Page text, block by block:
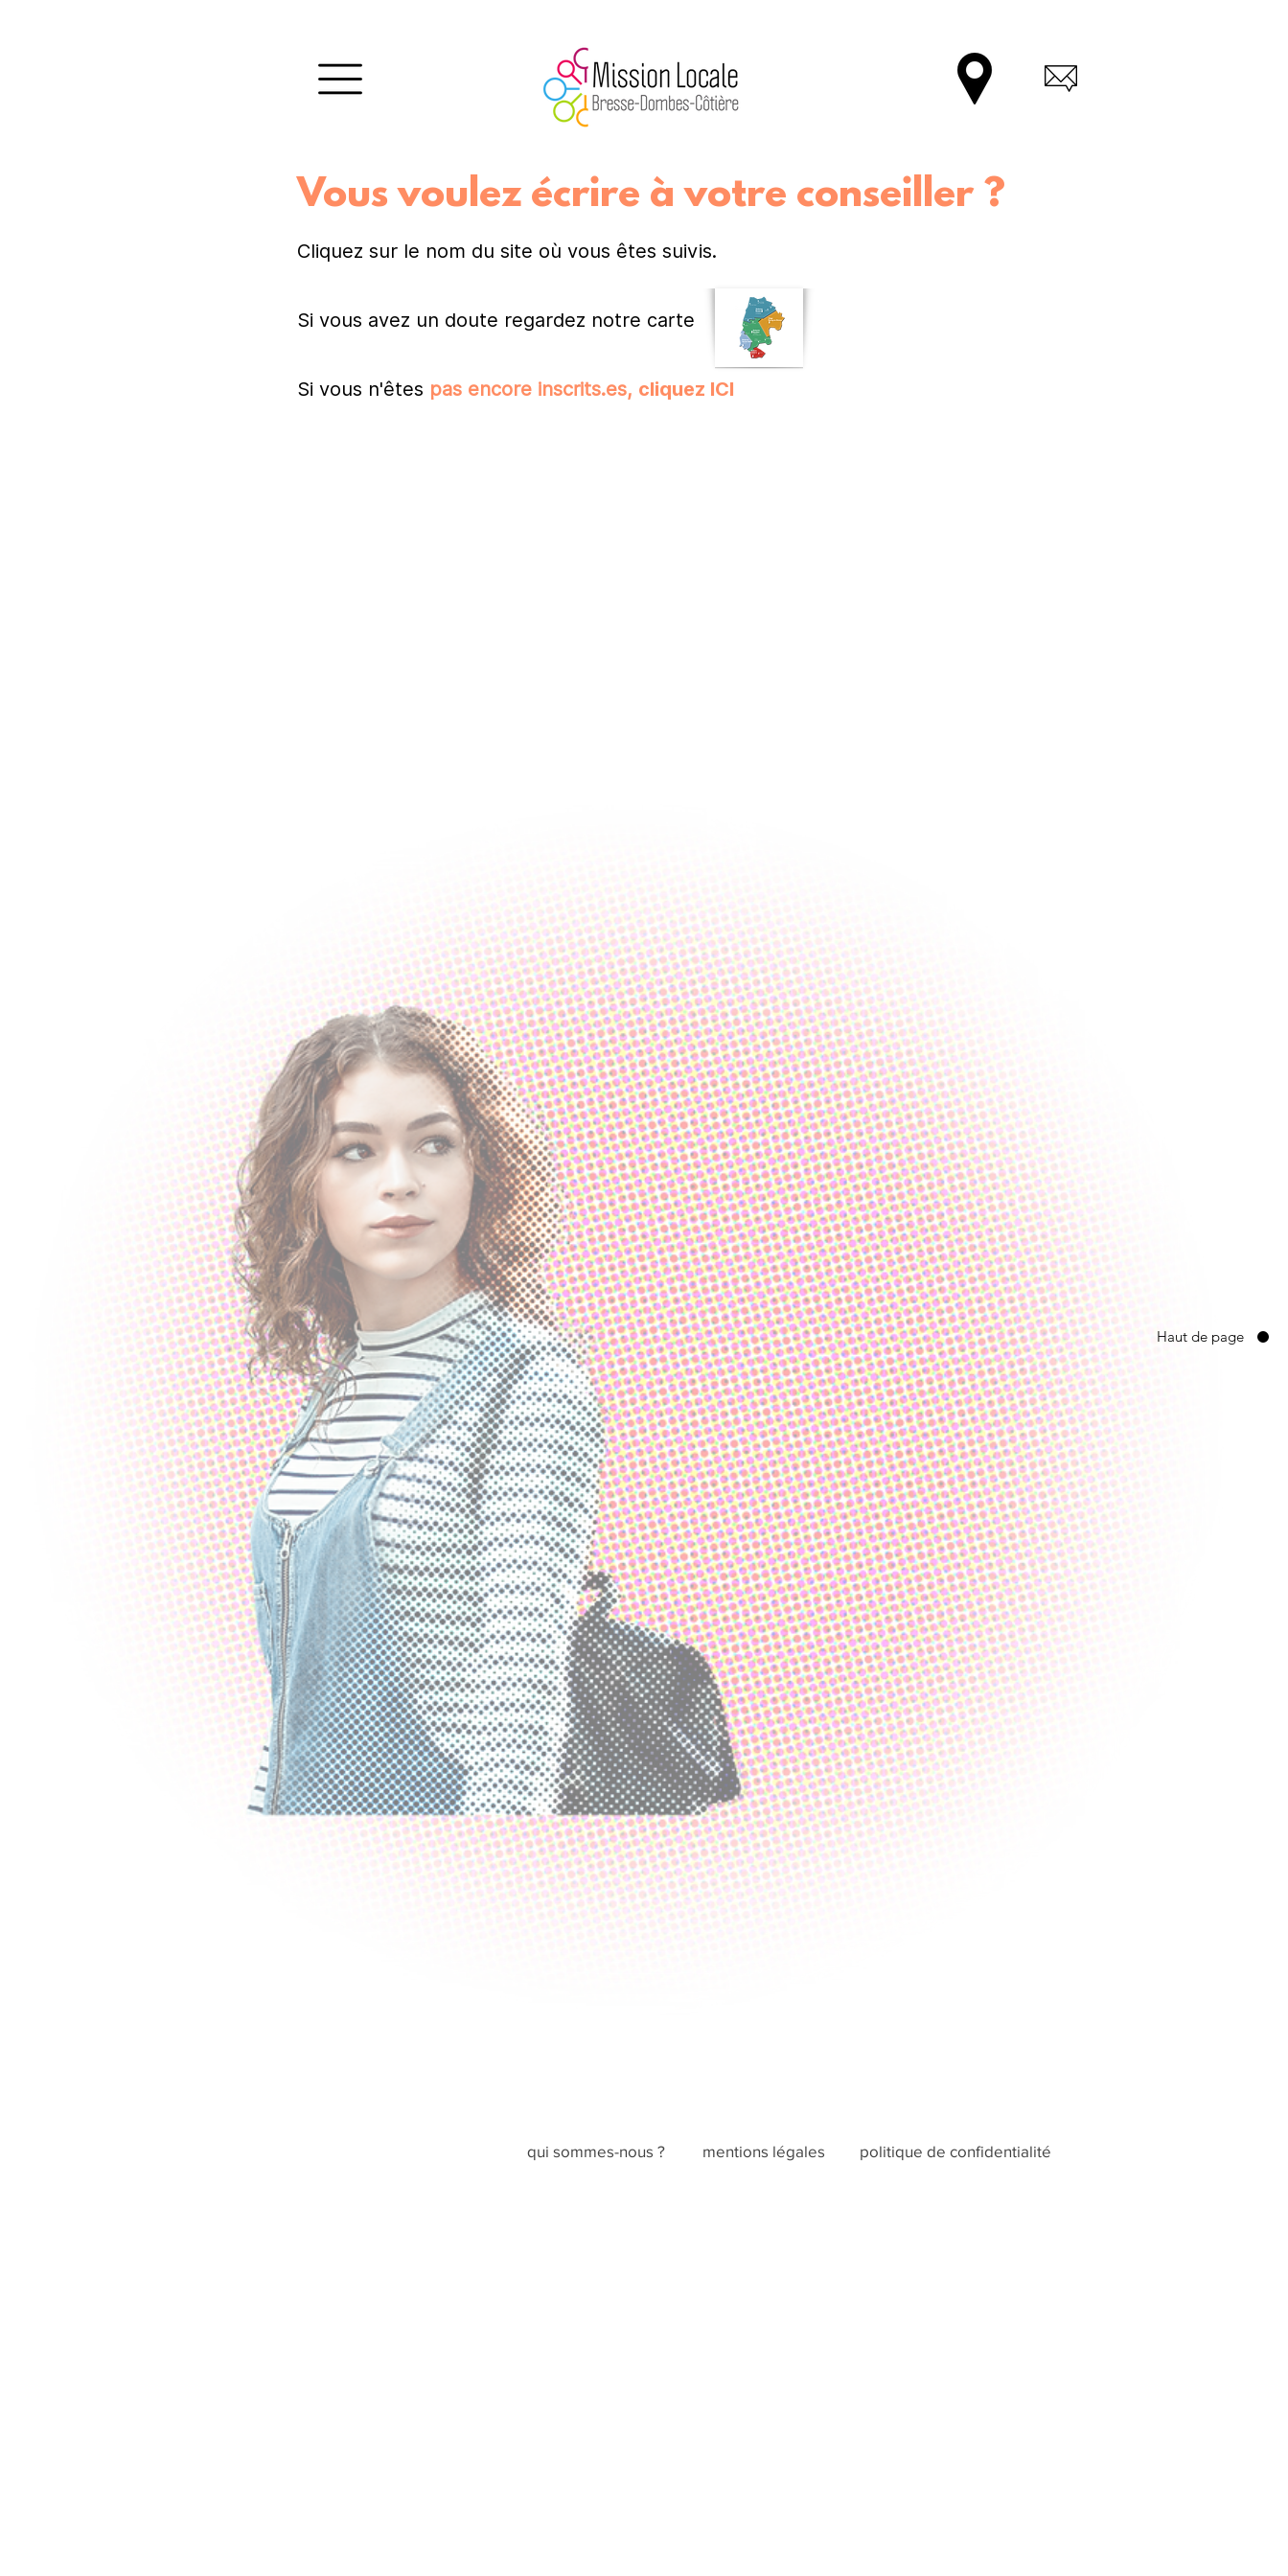
Haut de page
Vous voulez écrire à votre conseiller ?
Cliquez sur le nom du site où vous êtes suivis.
Si vous avez un doute regardez notre carte
Si vous n'êtes pas encore inscrits.es, cliquez ICI
qui sommes-nous ? mentions légales politique de confidentialité